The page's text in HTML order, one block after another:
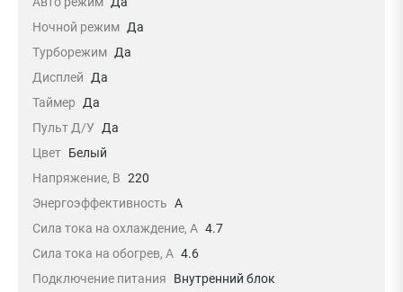
Ночной режим Да
Турборежим Да
Дисплей
Да
Таймер
Да
Пульт Д/У
Да
Цвет Белый
Напряжение, В 220
Энергоэффективность A
Сила тока на охлаждение, А 4.7
Сила тока на обогрев, А 4.6
Подключение питания
Внутренний блок